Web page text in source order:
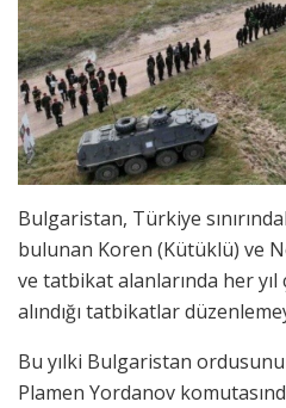
Bulgaristan, Türkiye
bulunan Koren (Kütüklü) ve
ve tatbikat alanlarında her
alındığı tatbikatlar
Bu yılki Bulgaristan
Plamen Yordanov